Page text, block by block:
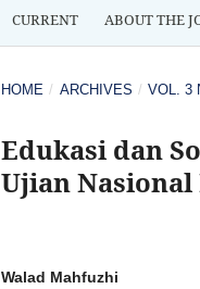
CURRENT ABOUT THE
HOME / ARCHIVES / VOL. 3
Edukasi dan
Ujian Nasional
Walad Mahfuzhi